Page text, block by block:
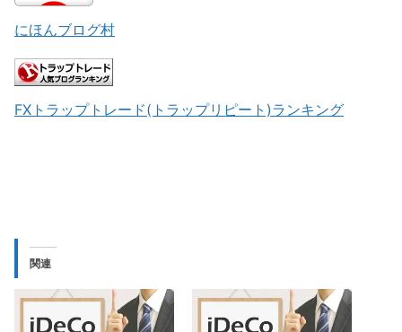
にほんブログ村
FXトラップトレード(トラップリピート)ランキング
関連